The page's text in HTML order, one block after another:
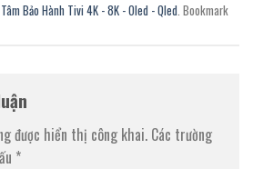
Bảo Hành Tivi 4K - 8K - Oled - Qled . Bookmark
được hiển thị công khai. Các trường
*